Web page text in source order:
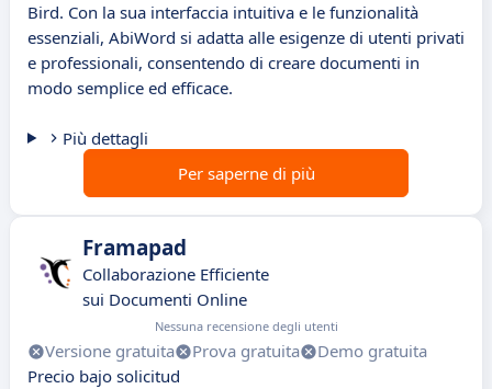
Bird. Con la sua interfaccia intuitiva e le funzionalità
essenziali, AbiWord si adatta alle esigenze di utenti privati
e professionali, consentendo di creare documenti in
modo semplice ed efficace.
Più dettagli
Per saperne di più
Framapad
Collaborazione Efficiente
sui Documenti Online
Nessuna recensione degli utenti
Versione gratuita Prova gratuita
Demo gratuita
Precio bajo solicitud